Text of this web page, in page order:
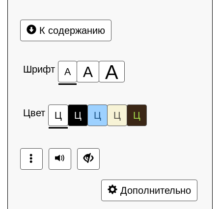
К содержанию
Шрифт А А А
Цвет Ц Ц Ц Ц Ц
Дополнительно